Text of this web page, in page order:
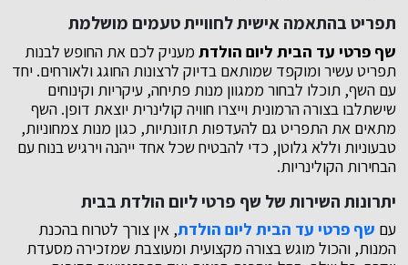
תפריט בהתאמה אישית לחוויית טעמים מושלמת
שף פרטי עד הבית ליום הולדתמעניק לכם את החופש לבנות
תפריט עשיר ומוקפד שמותאם בדיוק לרצונות החוגג ולאורחים. יחד
עם השף, תוכלו לבחור ממגוון מנות פתיחה, עיקריות וקינוחים
שישתלבו בצורה הרמונית וייצרו חוויה קולינרית יוצאת דופן. השף
מתאים את התפריט גם להעדפות תזונתיות, כגון מנות צמחוניות,
טבעוניות וללא גלוטן, כדי להבטיח שכל אחד ייהנה וירגיש בנוח עם
הבחירות הקולינריות.
יתרונות השירות של שף פרטי ליום הולדת בבית
עם שף פרטי עד הבית ליום הולדת, אין צורך לטרוח בהכנת
המנות, והכול מוגש בצורה מקצועית ומעוצבת שמזכירה מסעדת